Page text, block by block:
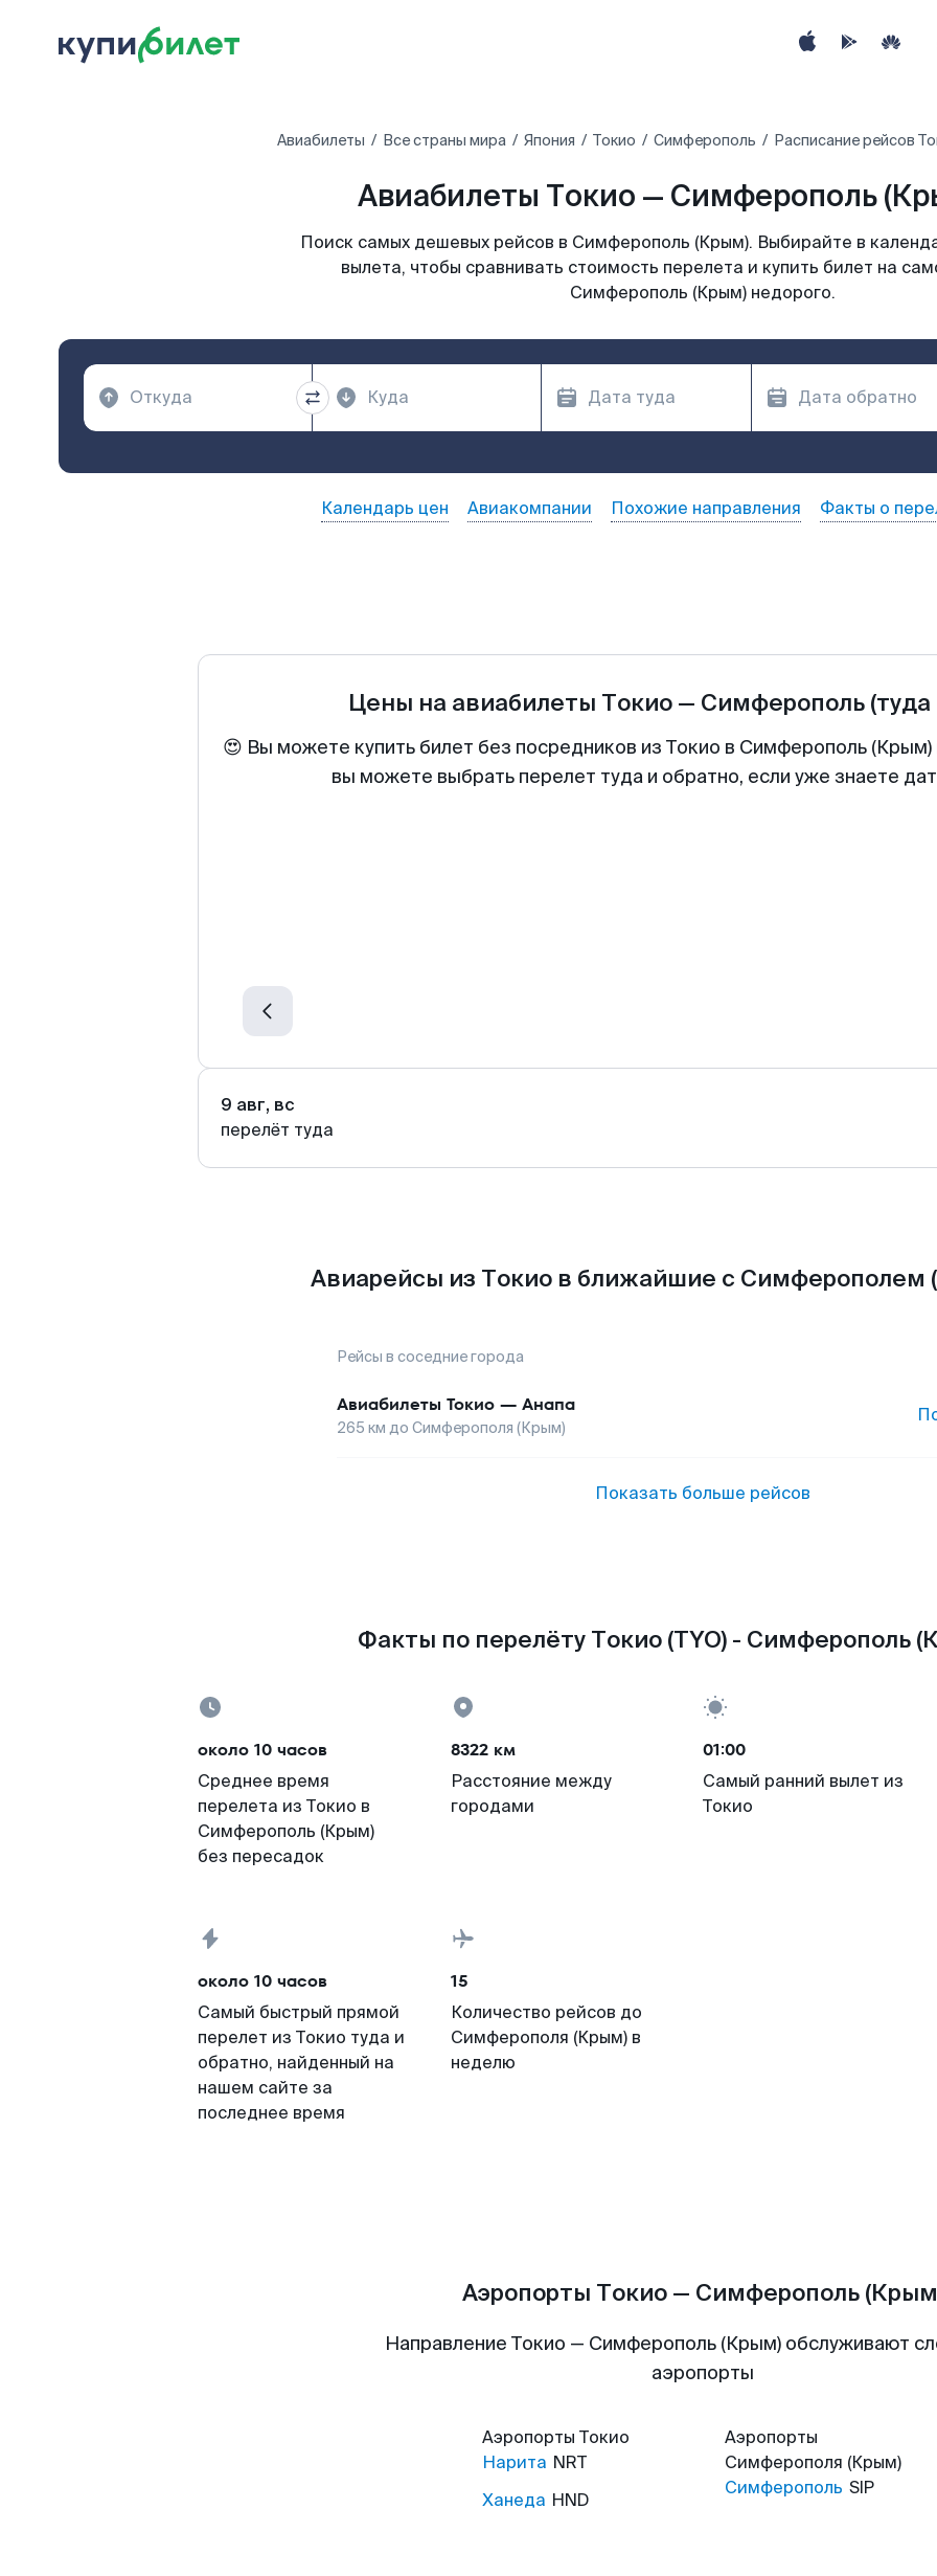
Авиабилеты Все страны мира Япония Токио Симферополь Расписание рейсов
Авиабилеты Токио — Симферополь
Поиск самых дешевых рейсов в Симферополь (Крым). Выбирайте в
вылета, чтобы сравнивать стоимость перелета и купить билет на
Симферополь (Крым) недорого.
Календарь цен Авиакомпании Похожие направления Факты о
Цены на авиабилеты Токио — Симферополь
😍 Вы можете купить билет без посредников из Токио в Симферополь
вы можете выбрать перелет туда и обратно, если уже знаете
9 авг, вс
перелёт туда
Авиарейсы из Токио в ближайшие с Симферополем
Рейсы в соседние города
Авиабилеты Токио — Анапа
265 км до Симферополя (Крым)
Показать больше рейсов
Факты по перелёту Токио (TYO) - Симферополь
около 10 часов
Среднее время
перелета из Токио в
Симферополь (Крым)
без пересадок
8322 км
Расстояние между
городами
01:00
Самый ранний вылет из
Токио
около 10 часов
Самый быстрый прямой
перелет из Токио туда и
обратно, найденный на
нашем сайте за
последнее время
15
Количество рейсов до
Симферополя (Крым) в
неделю
Аэропорты Токио — Симферополь
Направление Токио — Симферополь (Крым) обслуживают
аэропорты
Аэропорты Токио
Нарита NRT
Ханеда HND
Аэропорты
Симферополя (Крым)
Симферополь SIP